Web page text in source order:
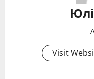
Visit